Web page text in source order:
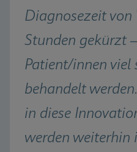
Diagnosezeit
Stunden gekürzt
Patient/innen viel
behandelt
in diese
werden weiterhin